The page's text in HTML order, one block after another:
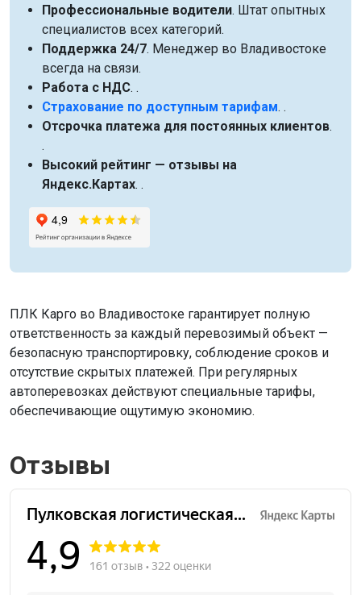
Профессиональные водители. Штат опытных
специалистов всех категорий.
Поддержка 24/7. Менеджер во Владивостоке
всегда на связи.
Работа с НДС. .
Страхование по доступным тарифам. .
Отсрочка платежа для постоянных клиентов.
.
Высокий рейтинг — отзывы на
Яндекс.Картах. .
ПЛК Карго во Владивостоке гарантирует полную
ответственность за каждый перевозимый объект —
безопасную транспортировку, соблюдение сроков и
отсутствие скрытых платежей. При регулярных
автоперевозках действуют специальные тарифы,
обеспечивающие ощутимую экономию.
Отзывы